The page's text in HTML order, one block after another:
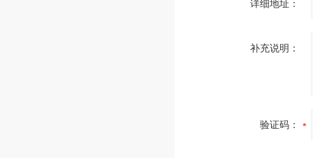
详细地址：
补充说明：
验证码：